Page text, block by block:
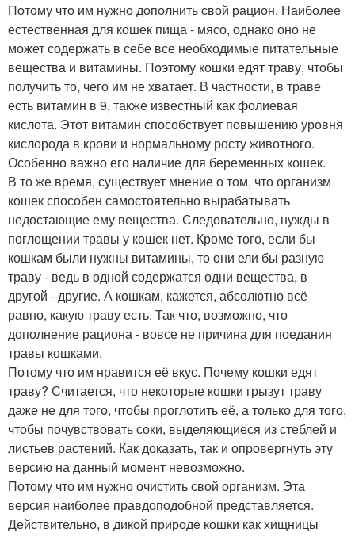
Потому что им нужно дополнить свой рацион. Наиболее
естественная для кошек пища - мясо, однако оно не
может содержать в себе все необходимые питательные
вещества и витамины. Поэтому кошки едят траву, чтобы
получить то, чего им не хватает. В частности, в траве
есть витамин в 9, также известный как фолиевая
кислота. Этот витамин способствует повышению уровня
кислорода в крови и нормальному росту животного.
Особенно важно его наличие для беременных кошек.
В то же время, существует мнение о том, что организм
кошек способен самостоятельно вырабатывать
недостающие ему вещества. Следовательно, нужды в
поглощении травы у кошек нет. Кроме того, если бы
кошкам были нужны витамины, то они ели бы разную
траву - ведь в одной содержатся одни вещества, в
другой - другие. А кошкам, кажется, абсолютно всё
равно, какую траву есть. Так что, возможно, что
дополнение рациона - вовсе не причина для поедания
травы кошками.
Потому что им нравится её вкус. Почему кошки едят
траву? Считается, что некоторые кошки грызут траву
даже не для того, чтобы проглотить её, а только для того,
чтобы почувствовать соки, выделяющиеся из стеблей и
листьев растений. Как доказать, так и опровергнуть эту
версию на данный момент невозможно.
Потому что им нужно очистить свой организм. Эта
версия наиболее правдоподобной представляется.
Действительно, в дикой природе кошки как хищницы